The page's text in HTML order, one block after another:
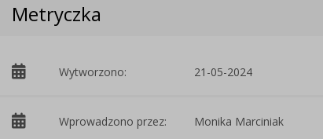
Metryczka
Wytworzono: 21-05-2024
Wprowadzono przez: Monika Marciniak